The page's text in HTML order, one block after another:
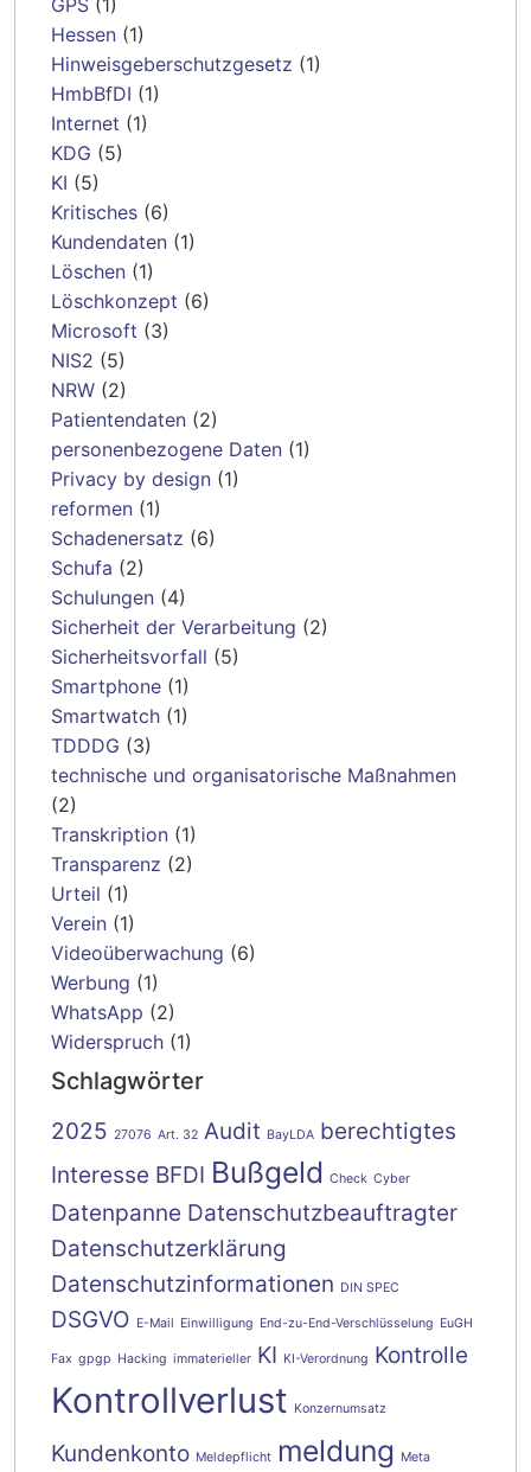
GPS (1)
Hessen (1)
Hinweisgeberschutzgesetz (1)
HmbBfDI (1)
Internet (1)
KDG (5)
KI (5)
Kritisches (6)
Kundendaten (1)
Löschen (1)
Löschkonzept (6)
Microsoft (3)
NIS2 (5)
NRW (2)
Patientendaten (2)
personenbezogene Daten (1)
Privacy by design (1)
reformen (1)
Schadenersatz (6)
Schufa (2)
Schulungen (4)
Sicherheit der Verarbeitung (2)
Sicherheitsvorfall (5)
Smartphone (1)
Smartwatch (1)
TDDDG (3)
technische und organisatorische Maßnahmen
(2)
Transkription (1)
Transparenz (2)
Urteil (1)
Verein (1)
Videoüberwachung (6)
Werbung (1)
WhatsApp (2)
Widerspruch (1)
Schlagwörter
2025 27076 Art. 32 Audit BayLDA berechtigtes
Interesse BFDI Bußgeld Check Cyber
Datenpanne Datenschutzbeauftragter
Datenschutzerklärung
Datenschutzinformationen DIN SPEC
DSGVO E-Mail Einwilligung End-zu-End-Verschlüsselung EuGH
Fax gpgp Hacking immaterieller KI KI-Verordnung Kontrolle
Kontrollverlust Konzernumsatz
Kundenkonto Meldepflicht meldung Meta